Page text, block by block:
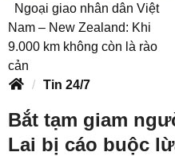
Ngoại giao nhân dân Việt
Nam – New Zealand: Khi
9.000 km không còn là rào
cản
Tin 24/7
Bắt tạm giam
Lai bị cáo buộc